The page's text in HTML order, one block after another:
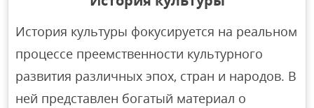
История культуры фокусируется на реальном
процессе преемственности культурного
развития различных эпох, стран и народов. В
ней представлен богатый материал о